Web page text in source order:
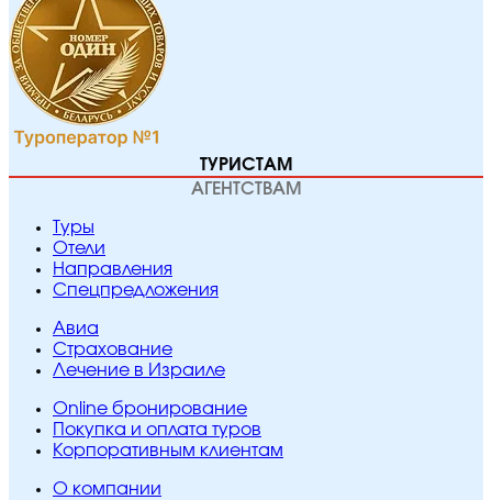
ТУРИСТАМ
АГЕНТСТВАМ
Туры
Отели
Направления
Спецпредложения
Авиа
Страхование
Лечение в Израиле
Online бронирование
Покупка и оплата туров
Корпоративным клиентам
O компании